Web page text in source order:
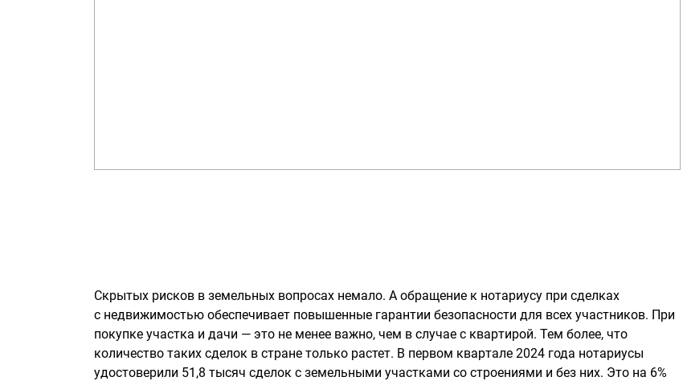
Скрытых рисков в земельных вопросах немало. А обращение к нотариусу при сделках
с недвижимостью обеспечивает повышенные гарантии безопасности для всех участников. При
покупке участка и дачи — это не менее важно, чем в случае с квартирой. Тем более, что
количество таких сделок в стране только растет. В первом квартале 2024 года нотариусы
удостоверили 51,8 тысяч сделок с земельными участками со строениями и без них. Это на 6%